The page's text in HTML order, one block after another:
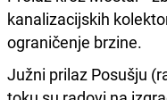
kanalizacijskih
ograničenje brzine.
Južni prilaz Posušju